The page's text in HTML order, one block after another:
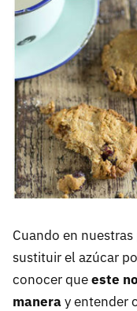
Cuando en
sustituir el azúcar
conocer queeste
maneray entender